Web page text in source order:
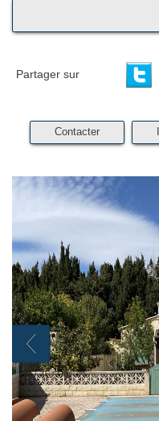
Partager sur
Contacter